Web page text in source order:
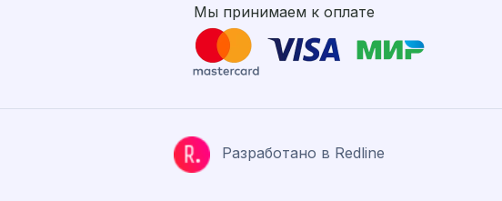
Мы принимаем к оплате
Разработано в Redline